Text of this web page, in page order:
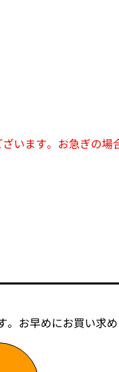
います。お急ぎの場
お早めにお買い求め